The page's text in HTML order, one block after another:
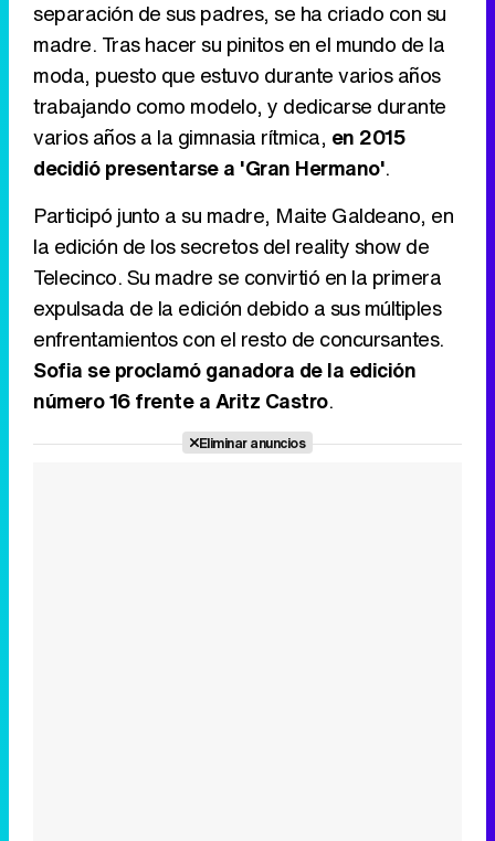
Tráiler de '33 días', la nueva serie de Atresplayer con Julián Villagrán y José Manuel Poga
Tráiler de la tercera temporada de 'The Walking Dead: Dead City' de AMC+
separación de sus padres, se ha criado con su
madre. Tras hacer su pinitos en el mundo de la
moda, puesto que estuvo durante varios años
trabajando como modelo, y dedicarse durante
varios años a la gimnasia rítmica, en 2015
decidió presentarse a 'Gran Hermano'.
Participó junto a su madre, Maite Galdeano, en
la edición de los secretos del reality show de
Telecinco. Su madre se convirtió en la primera
expulsada de la edición debido a sus múltiples
enfrentamientos con el resto de concursantes.
Sofia se proclamó ganadora de la edición
número 16 frente a Aritz Castro.
Eliminar anuncios